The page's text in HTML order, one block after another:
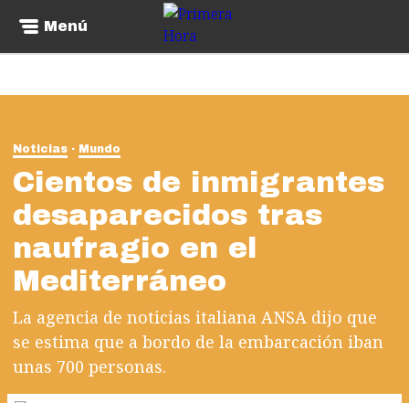
Menú
Noticias Mundo
Cientos de inmigrantes
desaparecidos tras
naufragio en el
Mediterráneo
La agencia de noticias italiana ANSA dijo que
se estima que a bordo de la embarcación iban
unas 700 personas.